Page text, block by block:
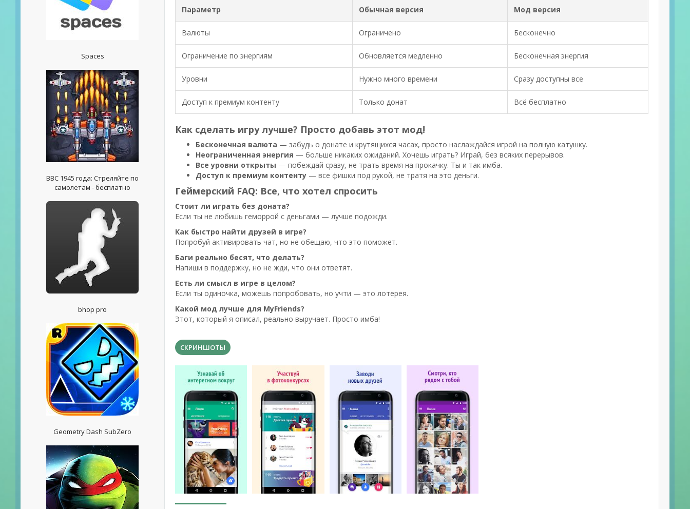
Spaces
ВВС 1945 года: Стреляйте по
самолетам - бесплатно
bhop pro
Geometry Dash SubZero
Параметр Обычная версия Мод версия
Валюты Ограничено Бесконечно
Ограничение по энергиям Обновляется медленно Бесконечная энергия
Уровни Нужно много времени Сразу доступны все
Доступ к премиум контенту Только донат Всё бесплатно
Как сделать игру лучше? Просто добавь этот мод!
Бесконечная валюта — забудь о донате и крутящихся часах, просто наслаждайся игрой на полную катушку.
Неограниченная энергия — больше никаких ожиданий. Хочешь играть? Играй, без всяких перерывов.
Все уровни открыты — побеждай сразу, не трать время на прокачку. Ты и так имба.
Доступ к премиум контенту — все фишки под рукой, не тратя на это деньги.
Геймерский FAQ: Все, что хотел спросить
Стоит ли играть без доната?
Если ты не любишь геморрой с деньгами — лучше подожди.
Как быстро найти друзей в игре?
Попробуй активировать чат, но не обещаю, что это поможет.
Баги реально бесят, что делать?
Напиши в поддержку, но не жди, что они ответят.
Есть ли смысл в игре в целом?
Если ты одиночка, можешь попробовать, но учти — это лотерея.
Какой мод лучше для MyFriends?
Этот, который я описал, реально выручает. Просто имба!
СКРИНШОТЫ